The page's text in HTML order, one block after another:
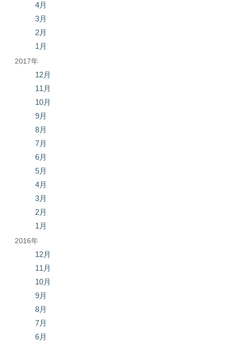
4月
3月
2月
1月
2017年
12月
11月
10月
9月
8月
7月
6月
5月
4月
3月
2月
1月
2016年
12月
11月
10月
9月
8月
7月
6月